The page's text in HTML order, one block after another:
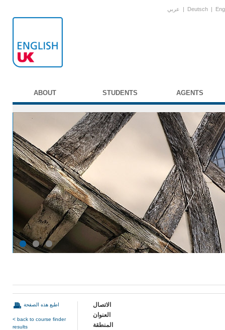
عربي | Deutsch |
ABOUT STUDENTS AGENTS
اطبع هذه الصفحة
< back to course finder
results
الاتصال
العنوان
المنطقة